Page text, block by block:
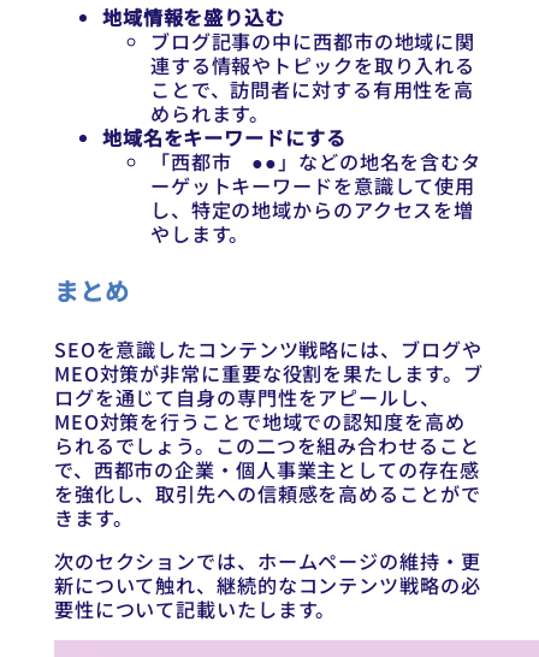
地域情報を盛り込む
ブログ記事の中に西都市の地域に関
連する情報やトピックを取り入れる
ことで、訪問者に対する有用性を高
められます。
地域名をキーワードにする
「西都市 ●●」などの地名を含むタ
ーゲットキーワードを意識して使用
し、特定の地域からのアクセスを増
やします。
まとめ
SEOを意識したコンテンツ戦略には、ブログや
MEO対策が非常に重要な役割を果たします。ブ
ログを通じて自身の専門性をアピールし、
MEO対策を行うことで地域での認知度を高め
られるでしょう。この二つを組み合わせること
で、西都市の企業・個人事業主としての存在感
を強化し、取引先への信頼感を高めることがで
きます。
次のセクションでは、ホームページの維持・更
新について触れ、継続的なコンテンツ戦略の必
要性について記載いたします。